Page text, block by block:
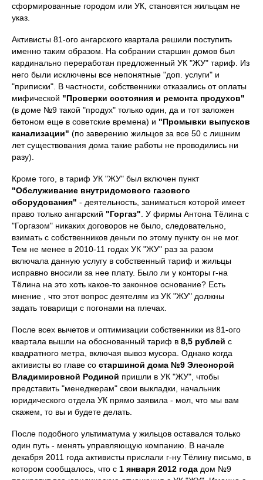
сформированные городом или УК, становятся жильцам не
указ.
Активисты 81-ого ангарского квартала решили поступить
именно таким образом. На собрании старшин домов был
кардинально переработан предложенный УК "ЖУ" тариф. Из
него были исключены все непонятные "доп. услуги" и
"приписки". В частности, собственники отказались от оплаты
мифической "Проверки состояния и ремонта продухов"
(в доме №9 такой "продух" только один, да и тот заложен
бетоном еще в советские времена) и "Промывки выпусков
канализации" (по заверению жильцов за все 50 с лишним
лет существования дома такие работы не проводились ни
разу).
Кроме того, в тариф УК "ЖУ" был включен пункт
"Обслуживание внутридомового газового
оборудования" - деятельность, заниматься которой имеет
право только ангарский "Горгаз" . У фирмы Антона Тёлина с
"Горгазом" никаких договоров не было, следовательно,
взимать с собственников деньги по этому пункту он не мог.
Тем не менее в 2010-11 годах УК "ЖУ" раз за разом
включала данную услугу в собственный тариф и жильцы
исправно вносили за нее плату. Было ли у конторы г-на
Тёлина на это хоть какое-то законное основание? Есть
мнение , что этот вопрос деятелям из УК "ЖУ" должны
задать товарищи с погонами на плечах.
После всех вычетов и оптимизации собственники из 81-ого
квартала вышли на обоснованный тариф в 8,5 рублей с
квадратного метра, включая вывоз мусора. Однако когда
активисты во главе со старшиной дома №9 Элеонорой
Владимировной Родиной пришли в УК "ЖУ", чтобы
представить "менеджерам" свои выкладки, начальник
юридического отдела УК прямо заявила - мол, что мы вам
скажем, то вы и будете делать.
После подобного ультиматума у жильцов оставался только
один путь - менять управляющую компанию. В начале
декабря 2011 года активисты прислали г-ну Тёлину письмо, в
котором сообщалось, что с 1 января 2012 года дом №9